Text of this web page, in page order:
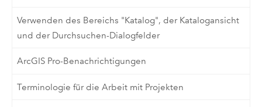
Verwenden des Bereichs "Katalog", der Katalogansicht
und der Durchsuchen-Dialogfelder
ArcGIS Pro-Benachrichtigungen
Terminologie für die Arbeit mit Projekten